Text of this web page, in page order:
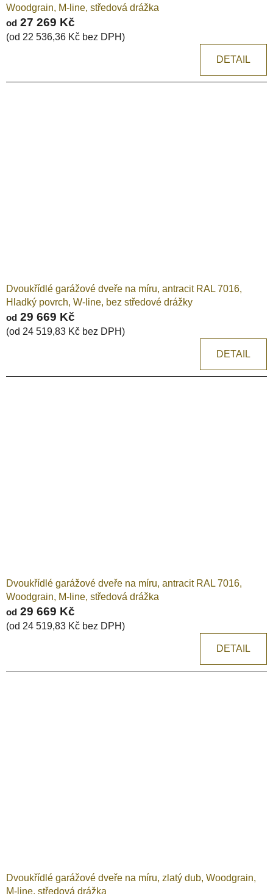
Woodgrain, M-line, středová drážka
od 27 269 Kč
(od 22 536,36 Kč bez DPH)
DETAIL
Dvoukřídlé garážové dveře na míru, antracit RAL 7016,
Hladký povrch, W-line, bez středové drážky
od 29 669 Kč
(od 24 519,83 Kč bez DPH)
DETAIL
Dvoukřídlé garážové dveře na míru, antracit RAL 7016,
Woodgrain, M-line, středová drážka
od 29 669 Kč
(od 24 519,83 Kč bez DPH)
DETAIL
Dvoukřídlé garážové dveře na míru, zlatý dub, Woodgrain,
M-line, středová drážka